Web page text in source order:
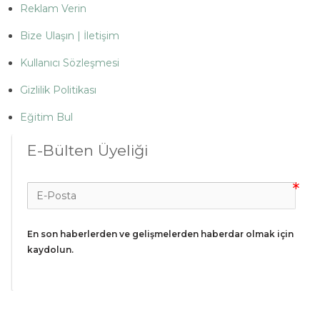
Reklam Verin
Bize Ulaşın | İletişim
Kullanıcı Sözleşmesi
Gizlilik Politikası
Eğitim Bul
E-Bülten Üyeliği
En son haberlerden ve gelişmelerden haberdar olmak için
kaydolun.